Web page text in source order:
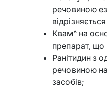
речовиною
Квам^ на
препарат, що
Ранітидин з
речовиною
засобів;